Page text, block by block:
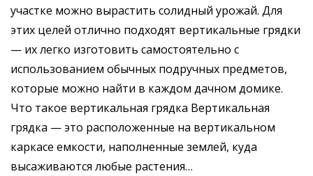
участке можно вырастить солидный урожай. Для
этих целей отлично подходят вертикальные грядки
— их легко изготовить самостоятельно с
использованием обычных подручных предметов,
которые можно найти в каждом дачном домике.
Что такое вертикальная грядка Вертикальная
грядка — это расположенные на вертикальном
каркасе емкости, наполненные землей, куда
высаживаются любые растения…